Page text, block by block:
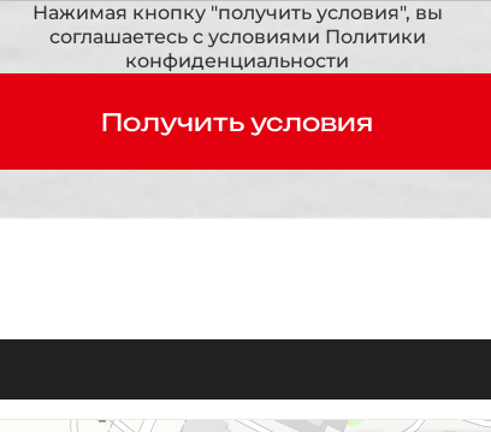
Нажимая кнопку "получить условия", вы
соглашаетесь с условиями Политики
конфиденциальности
Получить условия